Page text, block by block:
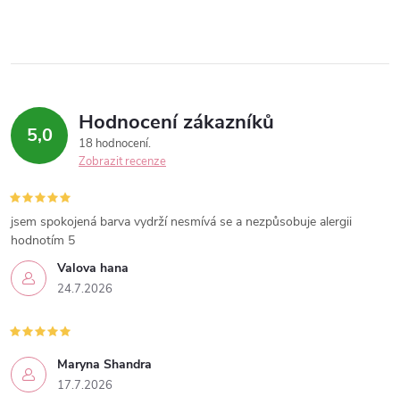
í
r
v
k
y
v
ý
p
i
í 5,0 Hodnocení zákazníků
18 hodnocení
Zobrazit recenze
Valova hana
24.7.2026
jsem spokojená barva vydrží nesmívá se a nezpůsobuje alergii
hodnotím 5
Maryna Shandra
17.7.2026